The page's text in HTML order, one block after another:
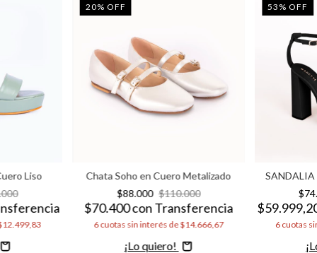
Liso
20% OFF
Chata Soho en Cuero Metalizado
$88.000 $110.000
$70.400conTransferencia
6 cuotas sin interés de$14.666,67
Comprar
53 %OFF
6 cuotas